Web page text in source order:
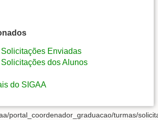
Enviadas
dos Alunos
do SIGAA
portal_coordenador_graduacao/turmas/